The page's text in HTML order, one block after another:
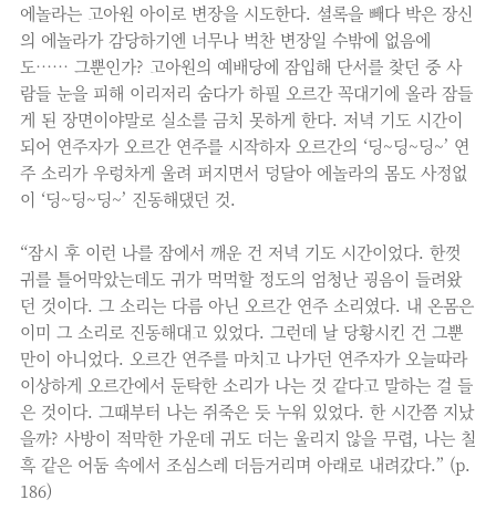
에놀라는 고아원 아이로 변장을 시도한다. 셜록을 빼다 박은 장신
의 에놀라가 감당하기엔 너무나 벅찬 변장일 수밖에 없음에
도…… 그뿐인가? 고아원의 예배당에 잠입해 단서를 찾던 중 사
람들 눈을 피해 이리저리 숨다가 하필 오르간 꼭대기에 올라 잠들
게 된 장면이야말로 실소를 금치 못하게 한다. 저녁 기도 시간이
되어 연주자가 오르간 연주를 시작하자 오르간의 ‘딩~딩~딩~’ 연
주 소리가 우렁차게 울려 퍼지면서 덩달아 에놀라의 몸도 사정없
이 ‘딩~딩~딩~’ 진동해댔던 것.
“잠시 후 이런 나를 잠에서 깨운 건 저녁 기도 시간이었다. 한껏
귀를 틀어막았는데도 귀가 먹먹할 정도의 엄청난 굉음이 들려왔
던 것이다. 그 소리는 다름 아닌 오르간 연주 소리였다. 내 온몸은
이미 그 소리로 진동해대고 있었다. 그런데 날 당황시킨 건 그뿐
만이 아니었다. 오르간 연주를 마치고 나가던 연주자가 오늘따라
이상하게 오르간에서 둔탁한 소리가 나는 것 같다고 말하는 걸 들
은 것이다. 그때부터 나는 쥐죽은 듯 누워 있었다. 한 시간쯤 지났
을까? 사방이 적막한 가운데 귀도 더는 울리지 않을 무렵, 나는 칠
흑 같은 어둠 속에서 조심스레 더듬거리며 아래로 내려갔다.” (p.
186)